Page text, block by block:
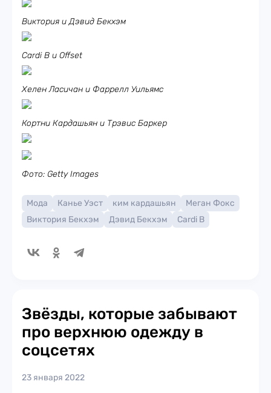
Виктория и Дэвид Бекхэм
Cardi B и Offset
Хелен Ласичан и Фаррелл Уильямс
Кортни Кардашьян и Трэвис Баркер
Фото: Getty Images
Мода Канье Уэст ким кардашьян
Меган Фокс
Виктория Бекхэм
Дэвид Бекхэм Cardi B
Звёзды, которые забывают
про верхнюю одежду в
соцсетях
23 января 2022